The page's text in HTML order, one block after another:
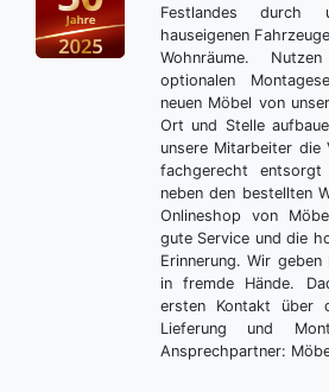
Festlandes durch
hauseigenen
Wohnräume.
optionalen
neuen Möbel von
Ort und Stelle
unsere Mitarbeiter die
fachgerecht
neben den bestellten
Onlineshop von
gute Service und die
Erinnerung. Wir
in fremde Hände.
ersten Kontakt über
Lieferung und
Ansprechpartner: